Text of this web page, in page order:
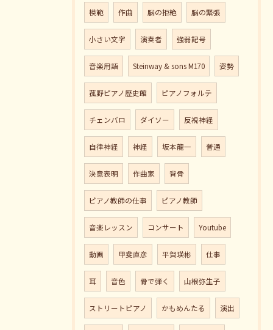
模範 作曲 脳の拒絶 脳の緊張
小さい文字 演奏者 強弱記号
音楽用語 Steinway & sons M170 姿勢
菰野ピアノ歴史館 ピアノフォルテ
チェンバロ ダイソー 反視神経
自律神経 神経 坂本龍一 普通
決意表明 作曲家 背骨
ピアノ教師の仕事 ピアノ教師
音楽レッスン コンサート Youtube
動画 甲斐直彦 平賀瑛彬 仕事
耳 音色 骨で弾く 山根弥生子
ストリートピアノ かもめんたる 演出